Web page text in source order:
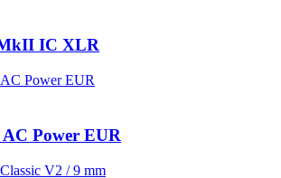
MkII IC XLR
AC Power EUR